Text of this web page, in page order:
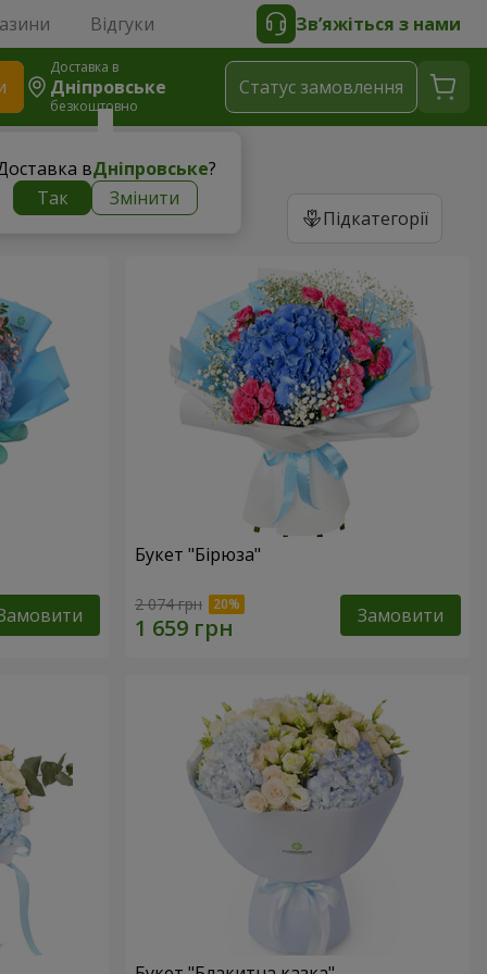
Відгуки Зв’яжіться з нами
Доставка в
Дніпровське
безкоштовно
вДніпровське?
Так
Змінити
Статус замовлення
Підкатегорії
Букет "Бірюза"
2 074 грн Замовити